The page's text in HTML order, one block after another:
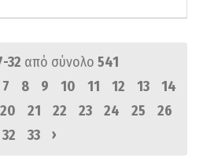
32 από σύνολο 541
7 8 9 10 11 12 13
14
20 21 22 23 24 25
26
32 33 ›